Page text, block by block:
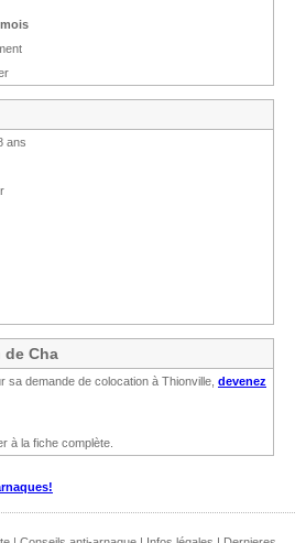
mois
ans
Cha
demande de colocation à Thionville, devenez
à la fiche complète.